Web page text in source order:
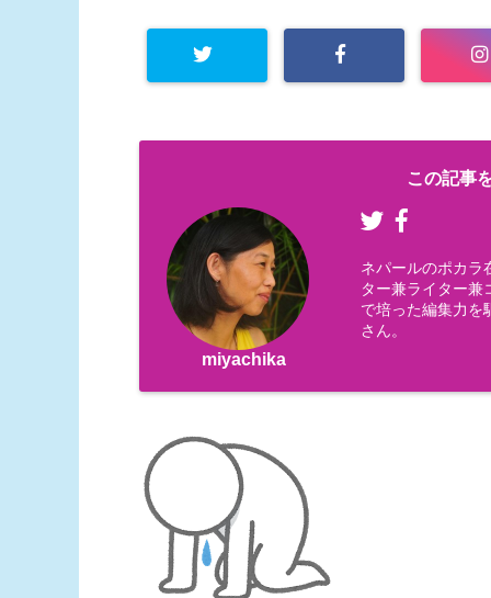
この記事
miyachika
ネパールのポカラ
ター兼ライター
で培った編集力を
さん。